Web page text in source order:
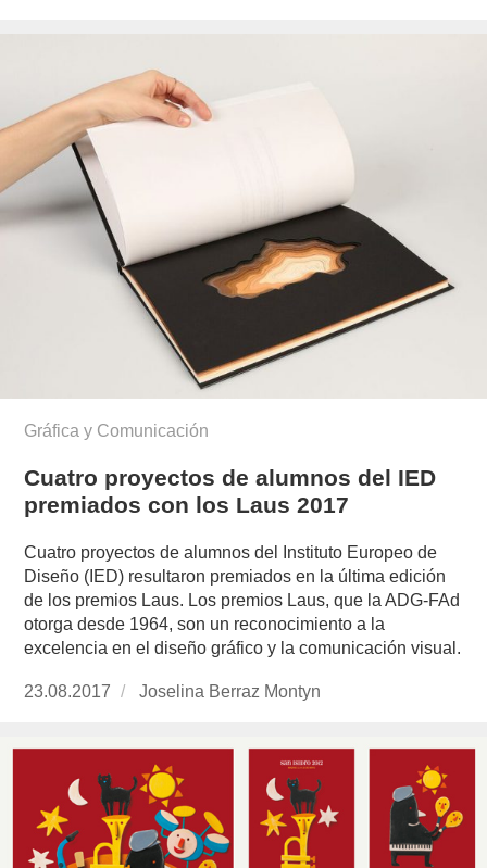
Gráfica y Comunicación
Cuatro proyectos de alumnos del IED
premiados con los Laus 2017
Cuatro proyectos de alumnos del Instituto Europeo de
Diseño (IED) resultaron premiados en la última edición
de los premios Laus. Los premios Laus, que la ADG-FAd
otorga desde 1964, son un reconocimiento a la
excelencia en el diseño gráfico y la comunicación visual.
Publicado
23.08.2017
https://www.experimenta.es/author/joselina-
montyn/
Joselina Berraz Montyn